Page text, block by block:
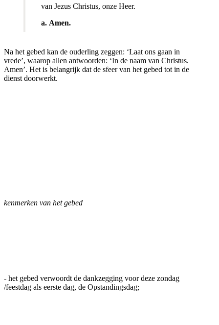
van Jezus Christus, onze Heer.
a. Amen.
Na het gebed kan de ouderling zeggen: ‘Laat ons gaan in
vrede’, waarop allen antwoorden: ‘In de naam van Christus.
Amen’. Het is belangrijk dat de sfeer van het gebed tot in de
dienst doorwerkt.
kenmerken van het gebed
- het gebed verwoordt de dankzegging voor deze zondag
/feestdag als eerste dag, de Opstandingsdag;